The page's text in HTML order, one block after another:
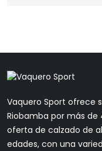
Vaquero Sport ofrece
Riobamba por más de
oferta de calzado de
edades, con una